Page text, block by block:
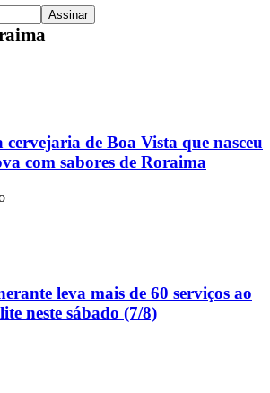
Assinar
cervejaria de Boa Vista que nasceu
com sabores de Roraima
leva mais de 60 serviços ao
neste sábado (7/8)